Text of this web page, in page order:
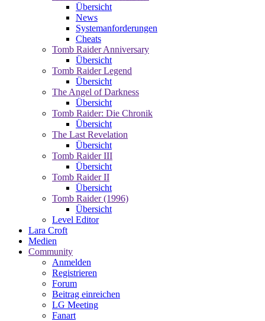
Übersicht
News
Systemanforderungen
Cheats
Tomb Raider Anniversary
Übersicht
Tomb Raider Legend
Übersicht
The Angel of Darkness
Übersicht
Tomb Raider: Die Chronik
Übersicht
The Last Revelation
Übersicht
Tomb Raider III
Übersicht
Tomb Raider II
Übersicht
Tomb Raider (1996)
Übersicht
Level Editor
Lara Croft
Medien
Community
Anmelden
Registrieren
Forum
Beitrag einreichen
LG Meeting
Fanart